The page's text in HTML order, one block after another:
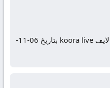
نتيجة مباراة أتلانتا ونابولي كورة لايف koora live بتاريخ 06-11-